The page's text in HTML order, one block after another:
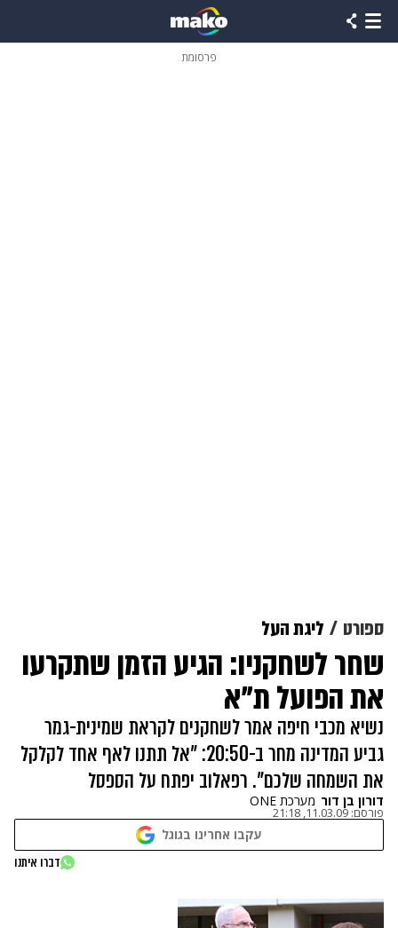
פרסומת
ספורט ליגת העל
שחר לשחקניו: הגיע הזמן שתקרעו
את הפועל ת"א
נשיא מכבי חיפה אמר לשחקנים לקראת שמינית-גמר
גביע המדינה מחר ב-20:50: "אל תתנו לאף אחד לקלקל
את השמחה שלכם". רפאלוב יפתח על הספסל
דורון בן דור מערכת ONE
פורסם: 11.03.09, 21:18
עקבו אחרינו בגוגל
דברו איתנו